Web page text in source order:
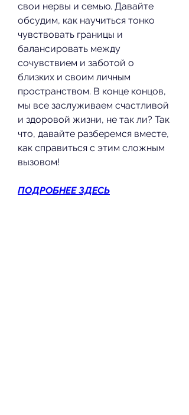
свои нервы и семью. Давайте
обсудим, как научиться тонко
чувствовать границы и
балансировать между
сочувствием и заботой о
близких и своим личным
пространством. В конце концов,
мы все заслуживаем счастливой
и здоровой жизни, не так ли? Так
что, давайте разберемся вместе,
как справиться с этим сложным
вызовом!
ПОДРОБНЕЕ ЗДЕСЬ